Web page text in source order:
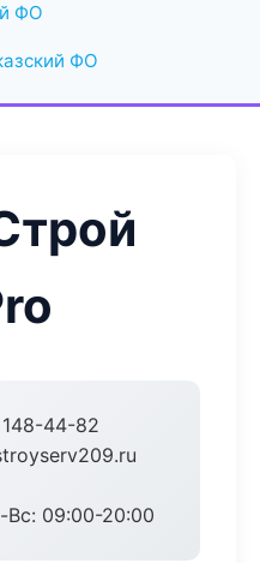
ФО
ФО
44-82
Вс: 09:00-20:00